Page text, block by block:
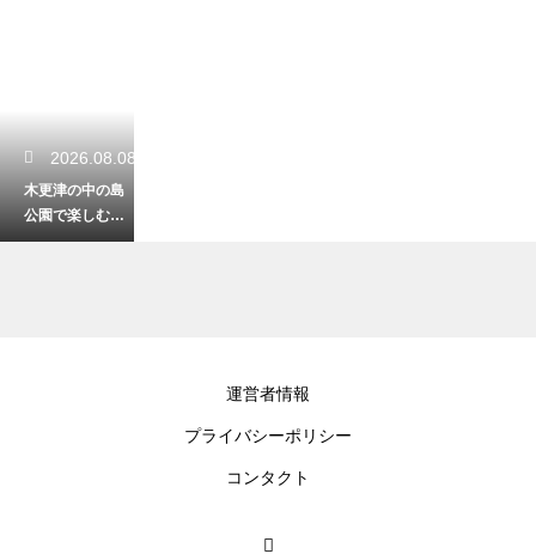
2026.08.08
木更津の中の島
公園で楽しむ潮
干狩り！アクセ
運営者情報
プライバシーポリシー
コンタクト